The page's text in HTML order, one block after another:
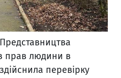
прав людини в
перевірку